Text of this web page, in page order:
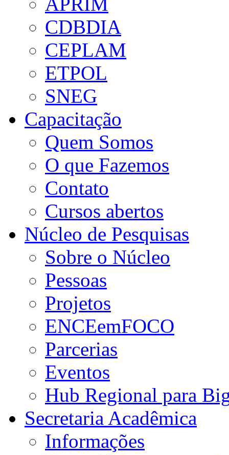
CDBDIA
CEPLAM
ETPOL
SNEG
Capacitação
Quem Somos
O que Fazemos
Contato
Cursos abertos
Núcleo de Pesquisas
Sobre o Núcleo
Pessoas
Projetos
ENCEemFOCO
Parcerias
Eventos
Hub Regional para
Secretaria Acadêmica
Informações